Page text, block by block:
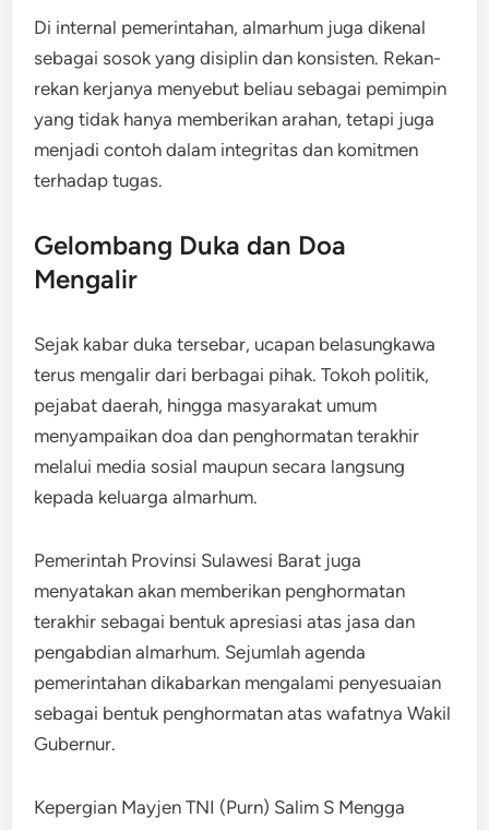
Di internal pemerintahan, almarhum juga dikenal
sebagai sosok yang disiplin dan konsisten. Rekan-
rekan kerjanya menyebut beliau sebagai pemimpin
yang tidak hanya memberikan arahan, tetapi juga
menjadi contoh dalam integritas dan komitmen
terhadap tugas.
Gelombang Duka dan Doa
Mengalir
Sejak kabar duka tersebar, ucapan belasungkawa
terus mengalir dari berbagai pihak. Tokoh politik,
pejabat daerah, hingga masyarakat umum
menyampaikan doa dan penghormatan terakhir
melalui media sosial maupun secara langsung
kepada keluarga almarhum.
Pemerintah Provinsi Sulawesi Barat juga
menyatakan akan memberikan penghormatan
terakhir sebagai bentuk apresiasi atas jasa dan
pengabdian almarhum. Sejumlah agenda
pemerintahan dikabarkan mengalami penyesuaian
sebagai bentuk penghormatan atas wafatnya Wakil
Gubernur.
Kepergian Mayjen TNI (Purn) Salim S Mengga